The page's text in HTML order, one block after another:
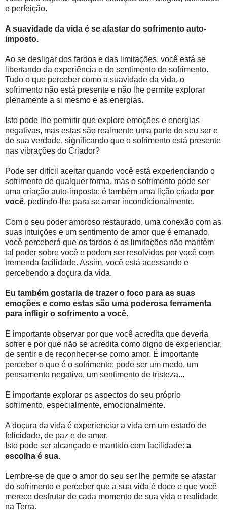
e perfeição.
A suavidade da vida é se afastar do sofrimento auto-
imposto.
Ao se desligar dos fardos e das limitações, você está se
libertando da experiência e do sentimento do sofrimento.
Tudo o que perceber como a suavidade da vida, o
sofrimento não está presente e não lhe permite explorar
plenamente a si mesmo e as energias.
Isto pode lhe permitir que explore emoções e energias
negativas, mas estas são realmente uma parte do seu ser e
de sua verdade, significando que o sofrimento está presente
nas vibrações do Criador?
Pode ser difícil aceitar quando você está experienciando o
sofrimento de qualquer forma, mas o sofrimento pode ser
uma criação auto-imposta; é também uma lição criada por
você, pedindo-lhe para se amar incondicionalmente.
Com o seu poder amoroso restaurado, uma conexão com as
suas intuições e um sentimento de amor que é emanado,
você perceberá que os fardos e as limitações não mantêm
tal poder sobre você e podem ser resolvidos por você com
tremenda facilidade. Assim, você está acessando e
percebendo a doçura da vida.
Eu também gostaria de trazer o foco para as suas
emoções e como estas são uma poderosa ferramenta
para infligir o sofrimento a você.
É importante observar por que você acredita que deveria
sofrer e por que não se acredita como digno de experienciar,
de sentir e de reconhecer-se como amor. É importante
perceber o que é o sofrimento; pode ser um medo, um
pensamento negativo, um sentimento de tristeza...
É importante explorar os aspectos do seu próprio
sofrimento, especialmente, emocionalmente.
A doçura da vida é experienciar a vida em um estado de
felicidade, de paz e de amor.
Isto pode ser alcançado e mantido com facilidade: a
escolha é sua.
Lembre-se de que o amor do seu ser lhe permite se afastar
do sofrimento e perceber que a sua vida é doce e que você
merece desfrutar de cada momento de sua vida e realidade
na Terra.